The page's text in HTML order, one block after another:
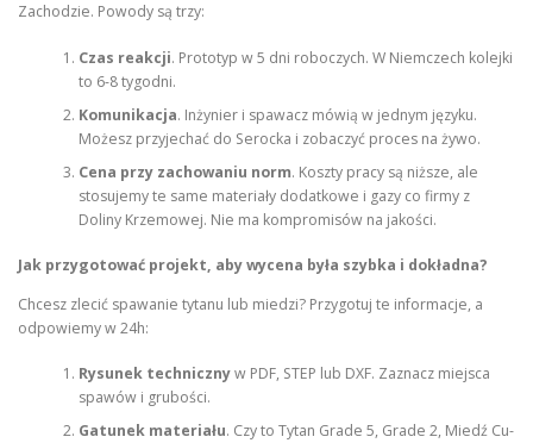
Zachodzie. Powody są trzy:
Czas reakcji. Prototyp w 5 dni roboczych. W Niemczech kolejki
to 6-8 tygodni.
Komunikacja. Inżynier i spawacz mówią w jednym języku.
Możesz przyjechać do Serocka i zobaczyć proces na żywo.
Cena przy zachowaniu norm. Koszty pracy są niższe, ale
stosujemy te same materiały dodatkowe i gazy co firmy z
Doliny Krzemowej. Nie ma kompromisów na jakości.
Jak przygotować projekt, aby wycena była szybka i dokładna?
Chcesz zlecić spawanie tytanu lub miedzi? Przygotuj te informacje, a
odpowiemy w 24h:
Rysunek technicznyw PDF, STEP lub DXF. Zaznacz miejsca
spawów i grubości.
Gatunek materiału. Czy to Tytan Grade 5, Grade 2, Miedź Cu-